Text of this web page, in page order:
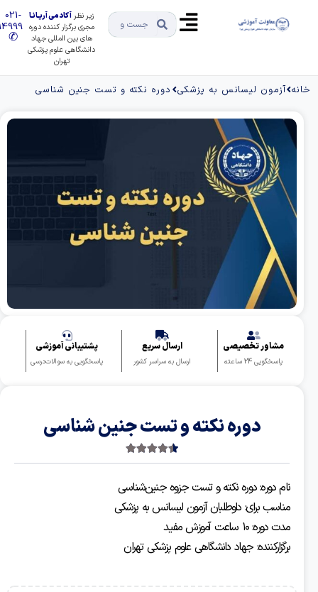
زیر نظرآکادمی آریـانـا
مجری برگزار کننده دوره
های بین المللی جهاد
دانشگاهی علوم پزشکی
021-
91494999
✆
لیسانس به پزشکی دوره نکته و تست جنین شناسی
تخصیصی ارسال سریع
ارسال به سراسر کشور
پشتیبانی آموزشی
پاسخگویی به سوالات‌درسی
دوره نکته و تست جنین شناسی
4.50 2 رای
دوره: دوره نکته و تست جزوه جنین‌شناسی
برای: داوطلبان آزمون لیسانس به پزشکی
۱۰ ساعت آموزش مفید
جهاد دانشگاهی علوم پزشکی تهران